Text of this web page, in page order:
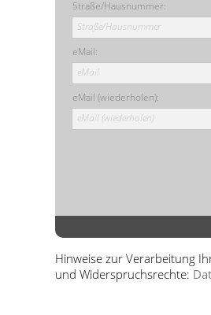
eMail:
eMail
Straße/Hausnummer:
Straße/Hausnummer
eMail (wiederholen):
eMail (wiederholen)
Hinweise zur Verarbeitung
und Widerspruchsrechte: